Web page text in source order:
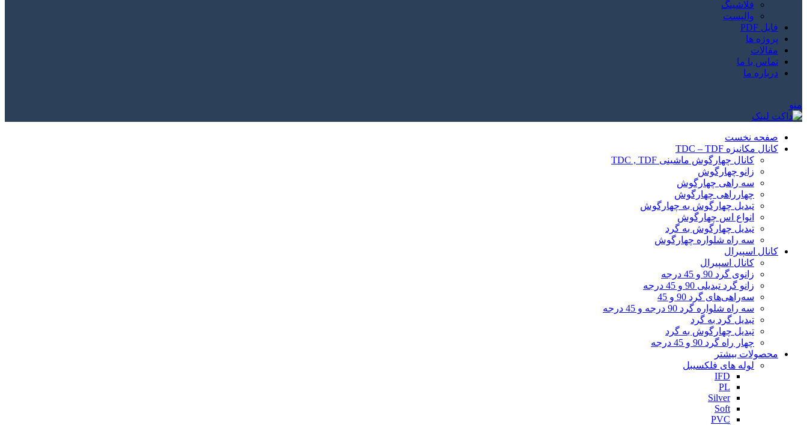
فلاشینگ
والپست
فایل PDF
پروژه ها
مقالات
تماس با ما
درباره ما
منو
صفحه نخست
کانال مکانیزه TDC – TDF
کانال چهارگوش ماشینی TDC , TDF
زانو چهارگوش
سه راهی چهارگوش
چهارراهی چهارگوش
تبدیل چهارگوش به چهارگوش
انواع اس چهارگوش
تبدیل چهارگوش به گرد
سه راه شلواره چهارگوش
کانال اسپیرال
کانال اسپیرال
زانوی گرد 90 و 45 درجه
زانو گرد تبدیلی 90 و 45 درجه
سه‌راهی‌های گرد 90 و 45
سه راه شلواره گرد 90 درجه و 45 درجه
تبدیل گرد به گرد
تبدیل چهارگوش به گرد
چهار راه گرد 90 و 45 درجه
محصولات بیشتر
لوله های فلکسیبل
IFD
PL
Silver
Soft
PVC